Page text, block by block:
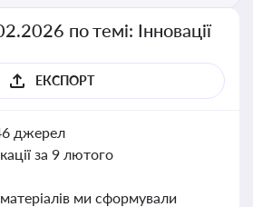
по темі: Інновації
ЕКСПОРТ
джерел
за 9 лютого
ми сформували